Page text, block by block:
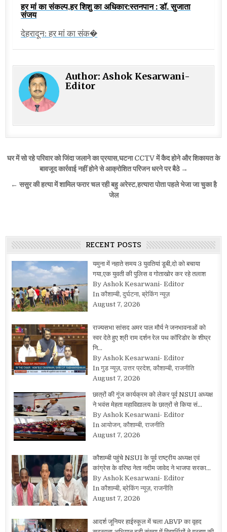
हर मां का संकल्प,हर शिशु का अधिकार:स्तनपान : डॉ. सुजाता
संजय
देहरादून: हर मां का संक�
Author:Ashok Kesarwani-
Editor
Post
navigation
घर में सो रहे परिवार को जिंदा जलाने का प्रयास,घटना CCTV में कैद होने और शिकायत के
बावजूद कार्रवाई नहीं होने से आक्रोशित परिजन धरने पर बैठे →
← ससुर की हत्या में शामिल फरार चल रही बहु अरेस्ट,हत्यारा पोता पहले भेजा जा चुका है
जेल
RECENT POSTS
यमुना में नहाते समय 3 युवतियां डूबी,दो को बचाया
गया,एक युवती की पुलिस व गोताखोर कर रहे तलाश
By Ashok Kesarwani- Editor
In कौशाम्बी, दुर्घटना, ब्रेकिंग न्यूज़
August 7, 2026
राज्यसभा सांसद अमर पाल मौर्य ने जनभावनाओं को
स्वर देते हुए श्री राम दर्शन रेल पथ कॉरिडोर के शीघ्र
नि…
By Ashok Kesarwani- Editor
In गुड न्यूज़, उत्तर प्रदेश, कौशाम्बी, राजनीति
August 7, 2026
छात्रों की गूंज कार्यक्रम को लेकर पूर्व NSUI अध्यक्ष
ने भवंस मेहता महाविद्यालय के छात्रों से किया सं…
By Ashok Kesarwani- Editor
In आयोजन, कौशाम्बी, राजनीति
August 7, 2026
कौशाम्बी पहुंचे NSUI के पूर्व राष्ट्रीय अध्यक्ष एवं
कांग्रेस के वरिष्ठ नेता नदीम जावेद ने भाजपा सरका…
By Ashok Kesarwani- Editor
In कौशाम्बी, ब्रेकिंग न्यूज़, राजनीति
August 7, 2026
आदर्श जूनियर हाईस्कूल में चला ABVP का वृहद